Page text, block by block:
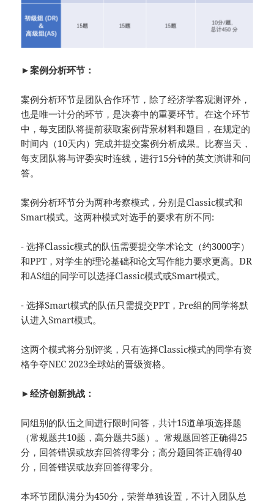
►案例分析环节：
案例分析环节是团队合作环节，除了经济学客观测评外，
也是唯一计分的环节，是决赛中的重要环节。在这个环节
中，每支团队将提前获取案例背景材料和题目，在规定的
时间内（10天内）完成并提交案例分析成果。比赛当天，
每支团队将与评委实时连线，进行15分钟的英文演讲和问
答。
案例分析环节分为两种考察模式，分别是Classic模式和
Smart模式。这两种模式对选手的要求有所不同:
- 选择Classic模式的队伍需要提交学术论文（约3000字）
和PPT，对学生的理论基础和论文写作能力要求更高。DR
和AS组的同学可以选择Classic模式或Smart模式。
- 选择Smart模式的队伍只需提交PPT，Pre组的同学将默
认进入Smart模式。
这两个模式将分别评奖，只有选择Classic模式的同学有资
格争夺NEC 2023全球站的晋级资格。
►经济创新挑战：
同组别的队伍之间进行限时问答，共计15道单项选择题
（常规题共10题，高分题共5题）。常规题回答正确得25
分，回答错误或放弃回答得零分；高分题回答正确得40
分，回答错误或放弃回答得零分。
本环节团队满分为450分，荣誉单独设置，不计入团队总